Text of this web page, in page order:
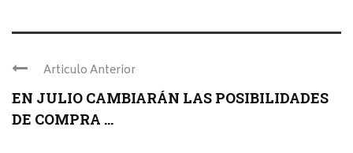
Articulo Anterior
EN JULIO CAMBIARÁN LAS POSIBILIDADES
DE COMPRA ...